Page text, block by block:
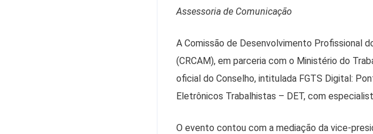
Assessoria de Comunicação
A Comissão de Desenvolvimento Profissional
(CRCAM), em parceria com o Ministério do
oficial do Conselho, intitulada FGTS Digital:
Eletrônicos Trabalhistas – DET, com
O evento contou com a mediação da vice-